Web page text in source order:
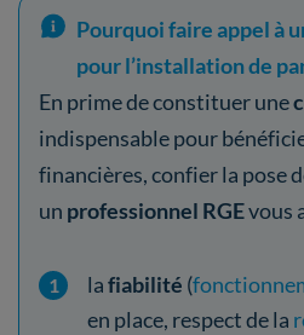
Pourquoi faire appel à
pour l’installation de
En prime de constituer une
indispensable pour
financières, confier la pose
un professionnel RGEvous
lafiabilité (
en place, respect de la